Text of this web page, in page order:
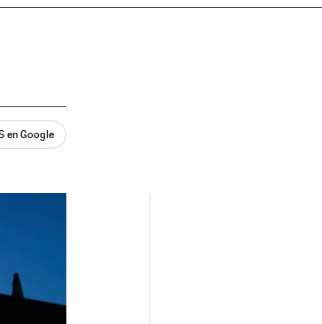
en Google